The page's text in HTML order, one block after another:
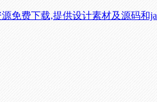
免费下载,提供设计素材及源码